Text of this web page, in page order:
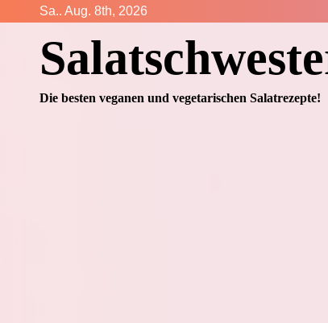
springen
Sa.. Aug. 8th, 2026
Die besten veganen und vegetarischen Salatrezepte!